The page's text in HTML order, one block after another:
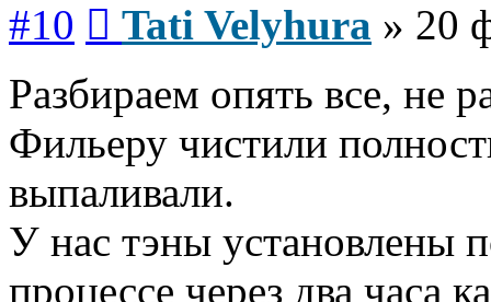
#10 Tati Velyhura » 20
Разбираем опять все, не
Фильеру чистили
выпаливали.
У нас тэны установлены
процессе через два часа